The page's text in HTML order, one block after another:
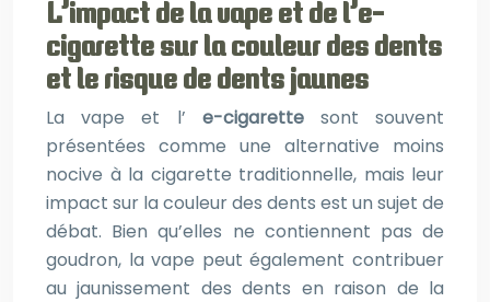
L’impact de la vape et de l’e-
cigarette sur la couleur des dents
et le risque de dents jaunes
La vape et l’ e-cigarette sont souvent
présentées comme une alternative moins
nocive à la cigarette traditionnelle, mais leur
impact sur la couleur des dents est un sujet de
débat. Bien qu’elles ne contiennent pas de
goudron, la vape peut également contribuer
au jaunissement des dents en raison de la